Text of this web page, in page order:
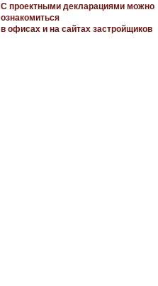
С проектными декларациями можно
ознакомиться
в офисах и на сайтах застройщиков